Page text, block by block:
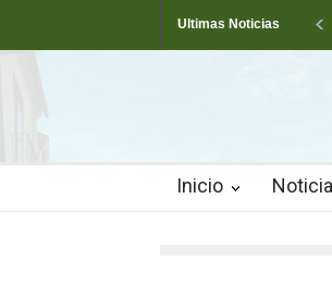
Ultimas Noticias
Las pistas
Inicio